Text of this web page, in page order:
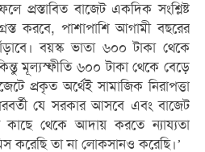
প্রস্তাবিত বাজেট একদিক সংশ্লিষ্ট
করবে, পাশাপাশি আগামী বছরের
বয়স্ক ভাতা ৬০০ টাকা থেকে
মূল্যস্ফীতি ৬০০ টাকা থেকে বেড়ে
প্রকৃত অর্থেই সামাজিক নিরাপত্তা
যে সরকার আসবে এবং বাজেট
থেকে আদায় করতে ন্যায্যতা
করেছি তা না লোকসানও করেছি।’